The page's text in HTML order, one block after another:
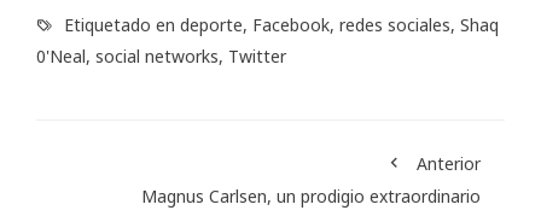
Etiquetado en deporte, Facebook, redes sociales, Shaq
0'Neal, social networks, Twitter
Anterior
Magnus Carlsen, un prodigio extraordinario